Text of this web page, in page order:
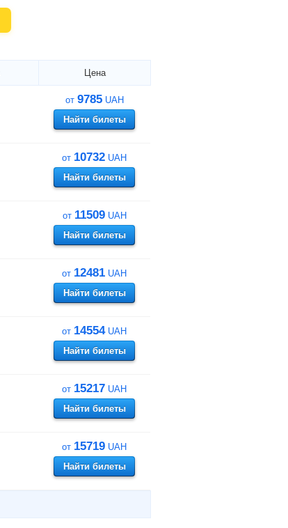
Цена
от 9785 UAH
Найти билеты
от 10732 UAH
Найти билеты
от 11509 UAH
Найти билеты
от 12481 UAH
Найти билеты
от 14554 UAH
Найти билеты
от 15217 UAH
Найти билеты
от 15719 UAH
Найти билеты